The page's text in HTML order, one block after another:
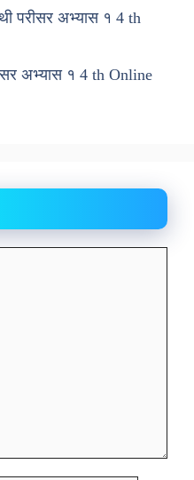
परीसर अभ्यास १ 4 th
अभ्यास १ 4 th Online